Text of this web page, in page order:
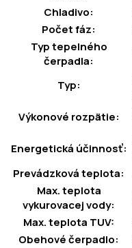
Chladivo:
Počet fáz:
Typ tepelného
čerpadla:
Typ:
Výkonové rozpätie:
Energetická účinnosť:
Prevádzková teplota:
Max. teplota
vykurovacej vody:
Max. teplota TUV:
Obehové čerpadlo: